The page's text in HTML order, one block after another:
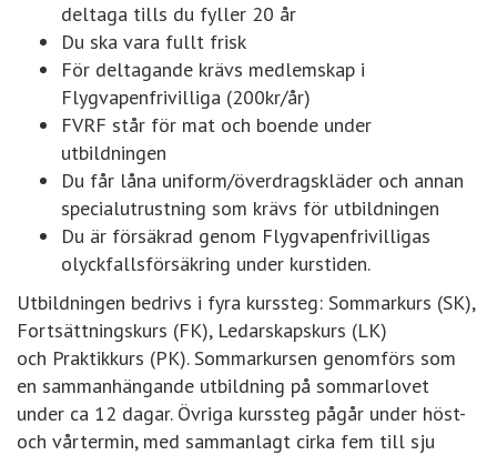
deltaga tills du fyller 20 år
Du ska vara fullt frisk
För deltagande krävs medlemskap i
Flygvapenfrivilliga (200kr/år)
FVRF står för mat och boende under
utbildningen
Du får låna uniform/överdragskläder och annan
specialutrustning som krävs för utbildningen
Du är försäkrad genom Flygvapenfrivilligas
olyckfallsförsäkring under kurstiden.
Utbildningen bedrivs i fyra kurssteg: Sommarkurs (SK),
Fortsättningskurs (FK), Ledarskapskurs (LK)
och Praktikkurs (PK). Sommarkursen genomförs som
en sammanhängande utbildning på sommarlovet
under ca 12 dagar. Övriga kurssteg pågår under höst-
och vårtermin, med sammanlagt cirka fem till sju